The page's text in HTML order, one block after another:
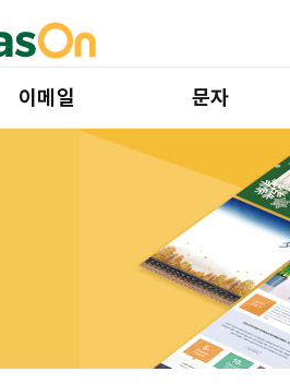
이메일 문자